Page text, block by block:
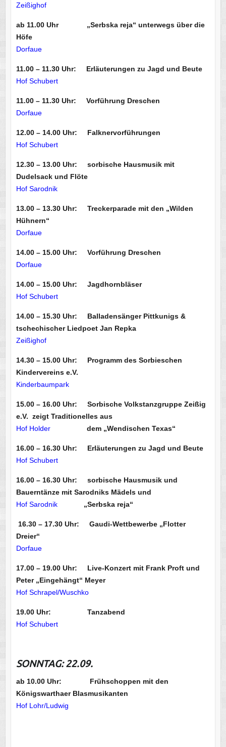
Zeißighof
ab 11.00 Uhr „Serbska reja“ unterwegs über die
Höfe
Dorfaue
11.00 – 11.30 Uhr: Erläuterungen zu Jagd und Beute
Hof Schubert
11.00 – 11.30 Uhr: Vorführung Dreschen
Dorfaue
12.00 – 14.00 Uhr: Falknervorführungen
Hof Schubert
12.30 – 13.00 Uhr: sorbische Hausmusik mit
Dudelsack und Flöte
Hof Sarodnik
13.00 – 13.30 Uhr: Treckerparade mit den „Wilden
Hühnern“
Dorfaue
14.00 – 15.00 Uhr: Vorführung Dreschen
Dorfaue
14.00 – 15.00 Uhr: Jagdhornbläser
Hof Schubert
14.00 – 15.30 Uhr: Balladensänger Pittkunigs &
tschechischer Liedpoet Jan Repka
Zeißighof
14.30 – 15.00 Uhr: Programm des Sorbieschen
Kindervereins e.V.
Kinderbaumpark
15.00 – 16.00 Uhr: Sorbische Volkstanzgruppe Zeißig
e.V. zeigt Traditionelles aus
Hof Holder
dem „Wendischen Texas“
16.00 – 16.30 Uhr: Erläuterungen zu Jagd und Beute
Hof Schubert
16.00 – 16.30 Uhr: sorbische Hausmusik und
Bauerntänze mit Sarodniks Mädels und
Hof Sarodnik„Serbska reja“
16.30 – 17.30 Uhr: Gaudi-Wettbewerbe „Flotter
Dreier“
Dorfaue
17.00 – 19.00 Uhr: Live-Konzert mit Frank Proft und
Peter „Eingehängt“ Meyer
Hof Schrapel/Wuschko
19.00 Uhr: Tanzabend
Hof Schubert
SONNTAG: 22.09.
ab 10.00 Uhr: Frühschoppen mit den
Königswarthaer Blasmusikanten
Hof Lohr/Ludwig